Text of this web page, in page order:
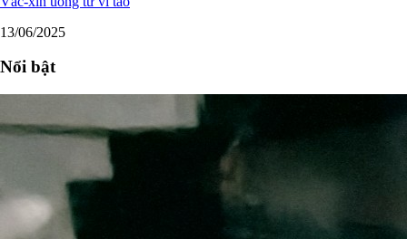
13/06/2025
Nổi bật